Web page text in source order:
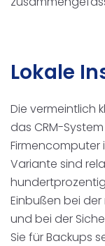
Lokale
Die vermeintlich
das CRM-
Firmencomputer
Variante sind
Einbußen bei
und bei der
Sie für Backups